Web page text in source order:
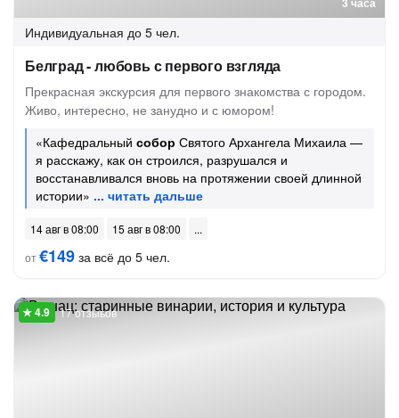
Индивидуальная до 5 чел.
Белград - любовь с первого взгляда
Прекрасная экскурсия для первого знакомства с городом.
Живо, интересно, не занудно и с юмором!
«Кафедральный собор Святого Архангела Михаила —
я расскажу, как он строился, разрушался и
восстанавливался вновь на протяжении своей длинной
истории»
14 авг в 08:00
15 авг в 08:00
от€149 за всё до 5 чел.
17 отзывов